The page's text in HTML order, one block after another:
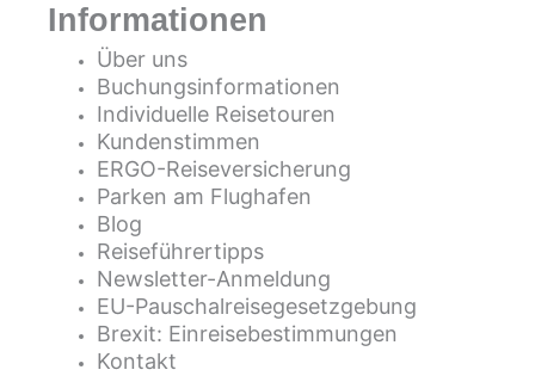
Informationen
Über uns
Buchungsinformationen
Individuelle Reisetouren
Kundenstimmen
ERGO-Reiseversicherung
Parken am Flughafen
Blog
Reiseführertipps
Newsletter-Anmeldung
EU-Pauschalreisegesetzgebung
Brexit: Einreisebestimmungen
Kontakt